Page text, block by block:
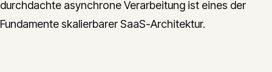
durchdachte asynchrone Verarbeitung ist eines der
Fundamente skalierbarer SaaS-Architektur.